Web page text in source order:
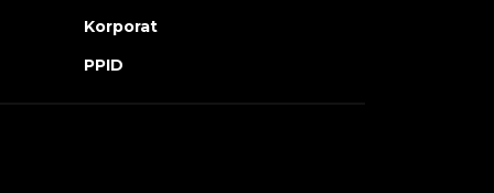
Korporat
PPID